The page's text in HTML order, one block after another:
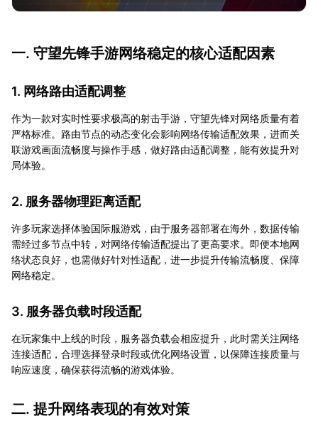
一. 守望先锋手游网络稳定的核心适配因素
1. 网络路由适配调整
作为一款对实时性要求极高的射击手游，守望先锋对网络质量有着
严格标准。路由节点的动态变化会影响网络传输适配效果，进而关
联游戏画面流畅度与操作手感，做好路由适配调整，能有效提升对
局体验。
2. 服务器物理距离适配
许多玩家选择体验国际服游戏，由于服务器部署在海外，数据传输
需经过多节点中转，对网络传输适配提出了更高要求。即便本地网
络状态良好，也需做好针对性适配，进一步提升传输流畅度、保障
网络稳定。
3. 服务器负载时段适配
在玩家集中上线的时段，服务器负载会相应提升，此时需关注网络
连接适配，合理选择登录时段或优化网络设置，以保障连接质量与
响应速度，确保获得流畅的游戏体验。
二. 提升网络表现的有效对策